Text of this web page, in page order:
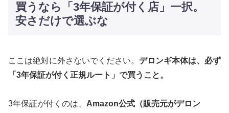
買うなら「3年保証が付く店」一択。
安さだけで選ぶな
ここは絶対に外さないでください。 デロンギ本体は、必ず
「3年保証が付く正規ルート」で買うこと。
3年保証が付くのは、 Amazon公式（販売元がデロン